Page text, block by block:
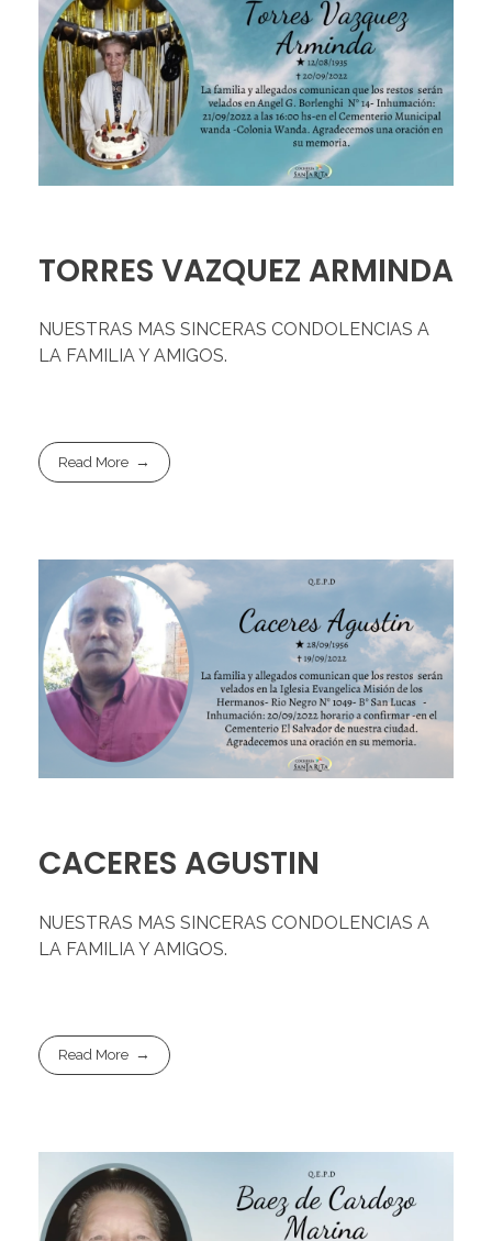
TORRES VAZQUEZ ARMINDA
NUESTRAS MAS SINCERAS CONDOLENCIAS A
LA FAMILIA Y AMIGOS.
Read More
CACERES AGUSTIN
NUESTRAS MAS SINCERAS CONDOLENCIAS A
LA FAMILIA Y AMIGOS.
Read More